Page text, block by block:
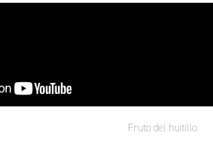
Fruto del huitillo.